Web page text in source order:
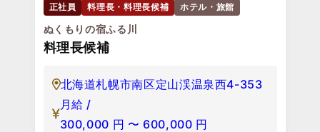
正社員 料理長・料理長候補 ホテル・旅館
ぬくもりの宿ふる川
料理長候補
北海道札幌市南区定山渓温泉西4-353
月給 /
300,000 円 〜 600,000 円